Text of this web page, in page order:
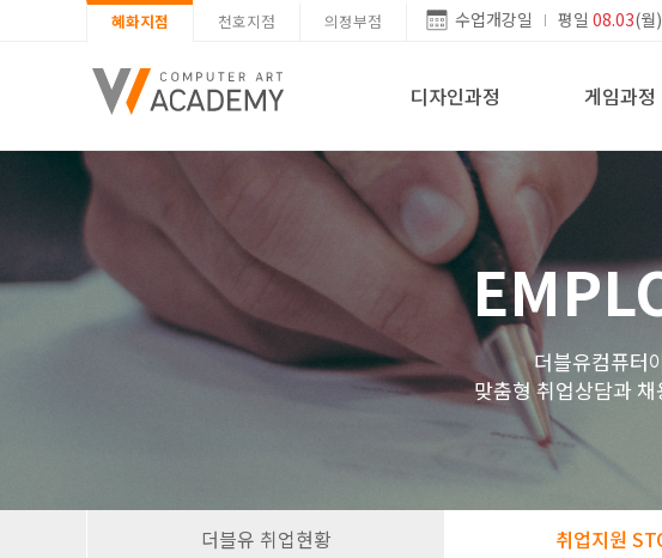
혜화지점 천호지점 의정부점 수업개강일 평일 08.03(
디자인과정 게임과정
더블유컴퓨터
맞춤형 취업상담과
더블유 취업현황 취업지원